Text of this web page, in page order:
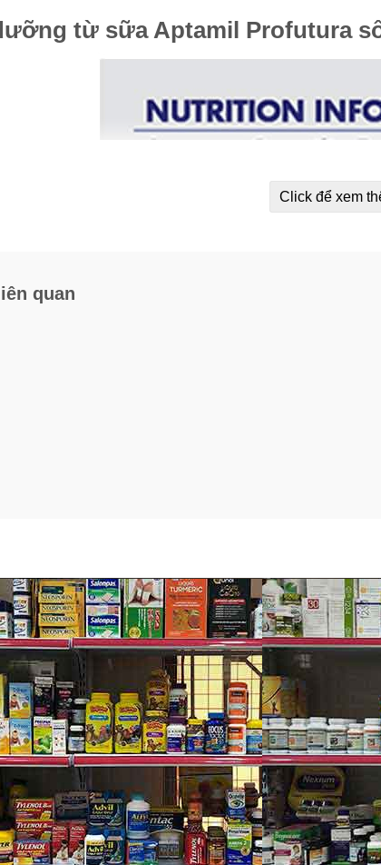
từ sữa Aptamil Profutura
Aptamil Profutura số 1:
Click để xem
quan